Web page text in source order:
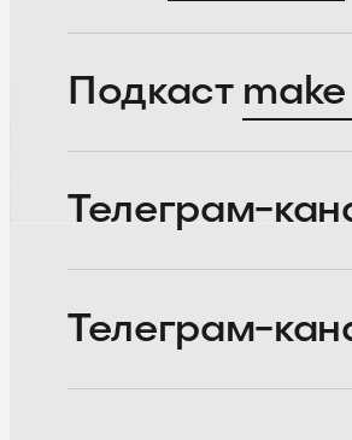
Подкаст
Телеграм-
Телеграм-